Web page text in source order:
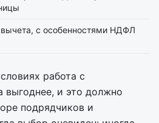
вычета, с особенностями НДФЛ
работа с
выгоднее, и это должно
подрядчиков и